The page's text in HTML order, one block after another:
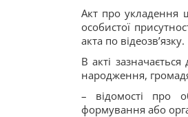
Акт про укладення
особистої
акта по відеозв’язку.
В акті
народження,
– відомості про
формування або